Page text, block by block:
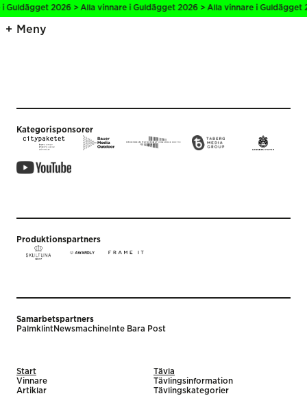
2026 > Alla vinnare i Guldägget 2026 > Alla vinnare i
Meny
Kategorisponsorer
Produktionspartners
Samarbetspartners
PalmklintNewsmachine Inte Bara Post
Start
Vinnare
Artiklar
Tävla
Tävlingsinformation
Tävlingskategorier